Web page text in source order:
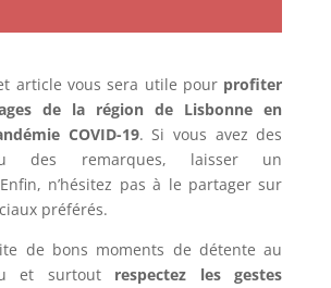
article vous sera utile pour profiter
de la région de Lisbonne en
COVID-19. Si vous avez des
des remarques, laisser un
n’hésitez pas à le partager sur
préférés.
de bons moments de détente au
et surtout respectez les gestes